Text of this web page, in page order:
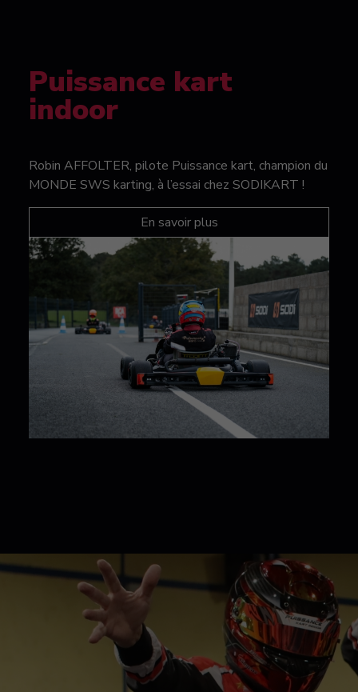
Puissance kart
indoor
Robin AFFOLTER, pilote Puissance kart, champion du
MONDE SWS karting, à l’essai chez SODIKART !
En savoir plus